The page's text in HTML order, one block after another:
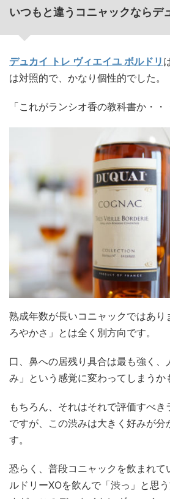
いつもと違うコニャックならデ
デュカイ トレ ヴィエイユ ボルドリ
は対照的で、かなり個性的でした。
「これがランシオ香の教科書か・・
熟成年数が長いコニャックではあり
ろやかさ」とは全く別方向です。
口、鼻への居残り具合は最も強く、
み」という感覚に変わってしまうか
もちろん、それはそれで評価すべ
ですが、この渋みは大きく好みが分
す。
恐らく、普段コニャックを飲まれて
ルドリーXOを飲んで「渋っ」と思